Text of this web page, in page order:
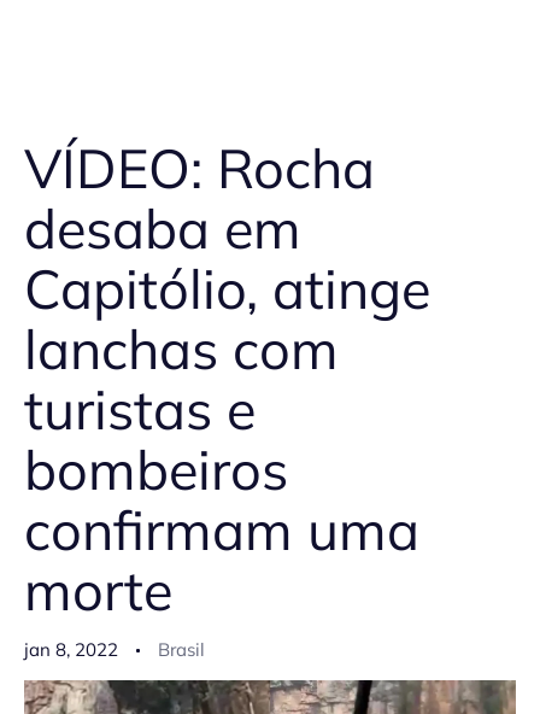
VÍDEO: Rocha
desaba em
Capitólio, atinge
lanchas com
turistas e
bombeiros
confirmam uma
morte
jan 8, 2022 Brasil